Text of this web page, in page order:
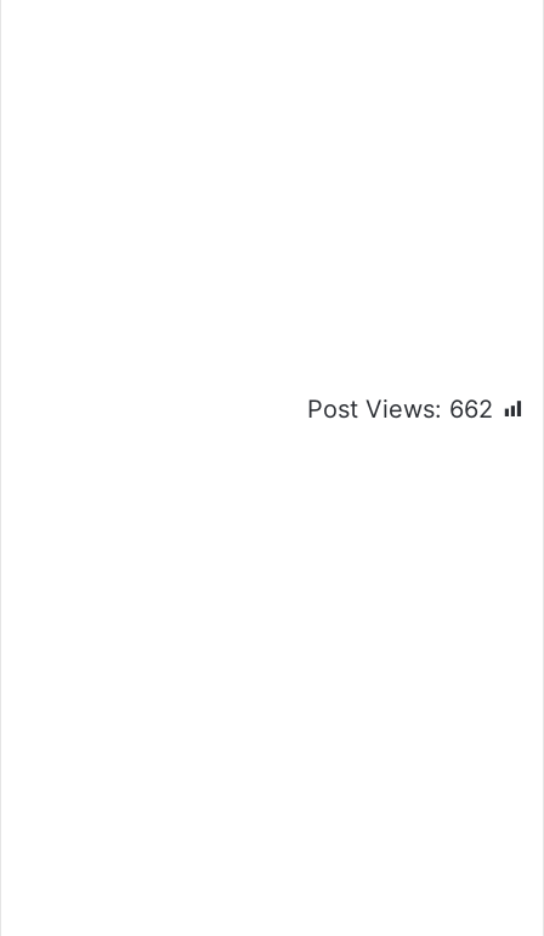
Post Views: 662